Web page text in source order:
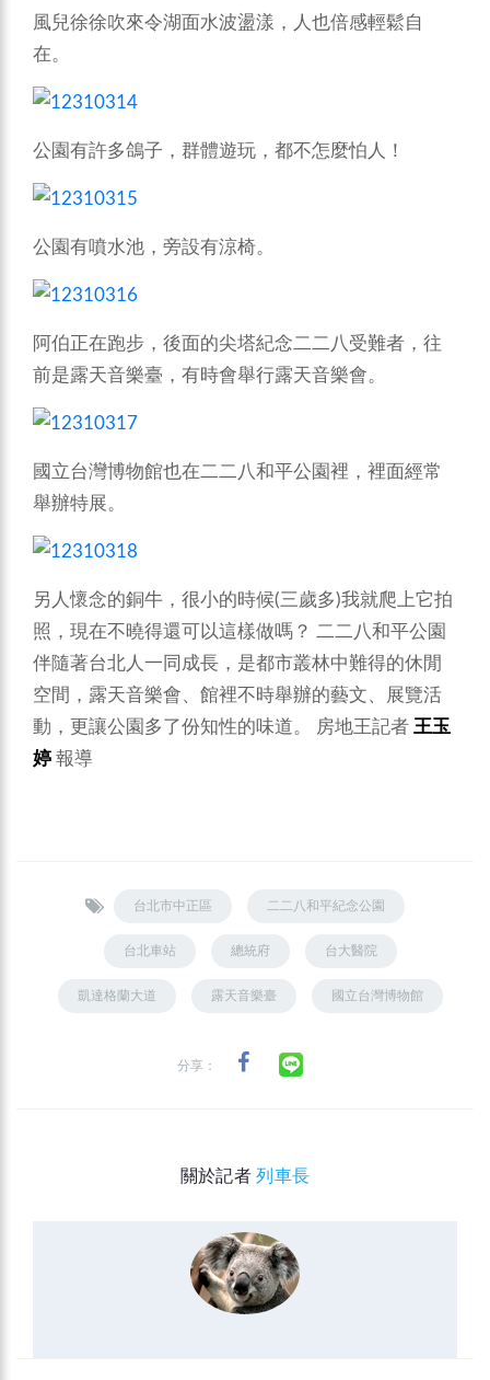
風兒徐徐吹來令湖面水波盪漾，人也倍感輕鬆自
在。
公園有許多鴿子，群體遊玩，都不怎麼怕人！
公園有噴水池，旁設有涼椅。
阿伯正在跑步，後面的尖塔紀念二二八受難者，往
前是露天音樂臺，有時會舉行露天音樂會。
國立台灣博物館也在二二八和平公園裡，裡面經常
舉辦特展。
另人懷念的銅牛，很小的時候(三歲多)我就爬上它拍
照，現在不曉得還可以這樣做嗎？ 二二八和平公園
伴隨著台北人一同成長，是都市叢林中難得的休閒
空間，露天音樂會、館裡不時舉辦的藝文、展覽活
動，更讓公園多了份知性的味道。 房地王記者 王玉
婷 報導
台北市中正區 二二八和平紀念公園
台北車站 總統府 台大醫院
凱達格蘭大道 露天音樂臺 國立台灣博物館
分享：
關於記者列車長